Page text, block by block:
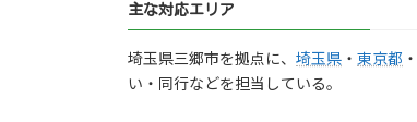
主な対応エリア
埼玉県三郷市を拠点に、 埼玉県 ・ 東京都 ・
い・同行などを担当している。